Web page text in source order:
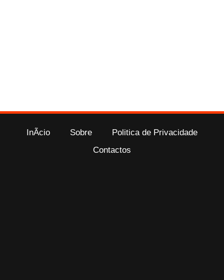
InÃ­cio Sobre
Politica de Privacidade
Contactos